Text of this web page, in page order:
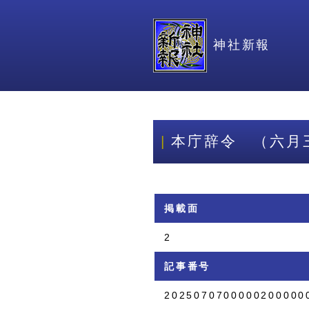
神社新報
本庁辞令 （六月
掲載面
2
記事番号